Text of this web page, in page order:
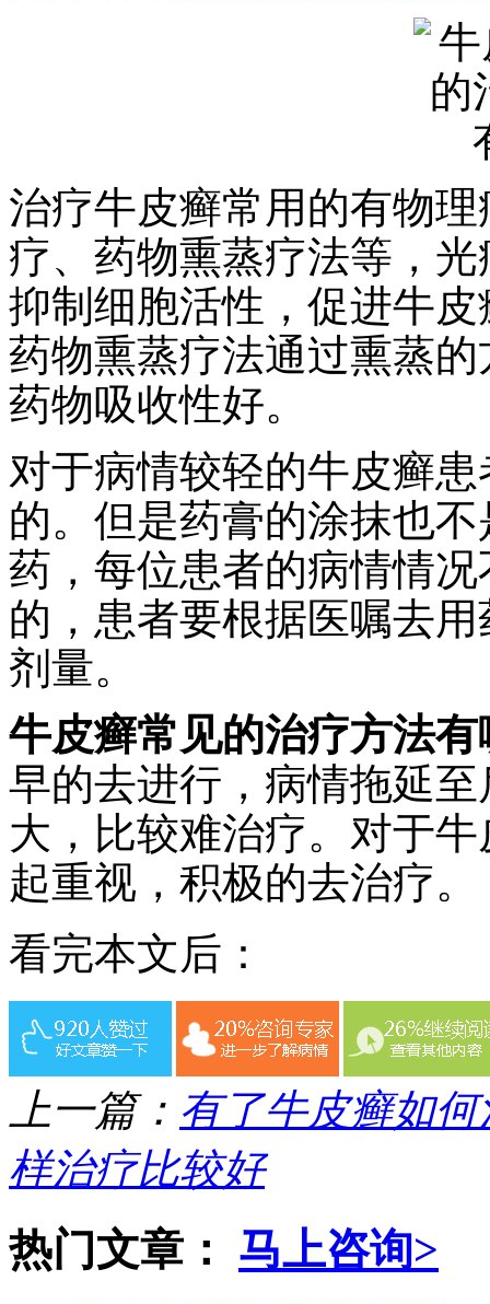
治疗牛皮癣常用的有物
疗、药物熏蒸疗法等，
抑制细胞活性，促进牛
药物熏蒸疗法通过熏蒸
药物吸收性好。
对于病情较轻的牛皮癣
的。但是药膏的涂抹也
药，每位患者的病情情
的，患者要根据医嘱去
剂量。
牛皮癣常见的治疗方法有
早的去进行，病情拖延
大，比较难治疗。对于
起重视，积极的去治疗。
看完本文后：
上一篇： 有了牛皮癣如
样治疗比较好
热门文章： 马上咨询>